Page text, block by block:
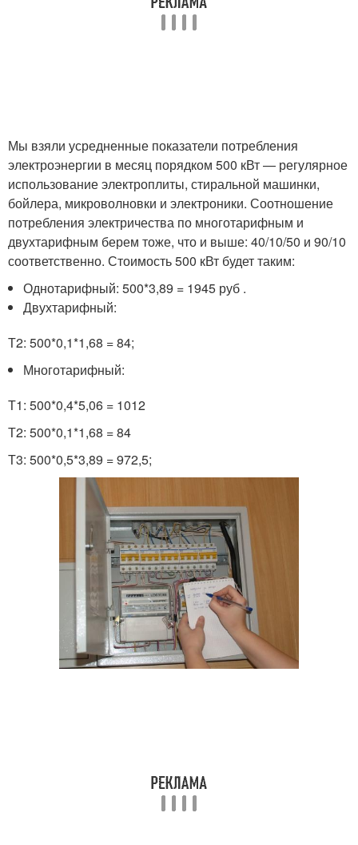
Мы взяли усредненные показатели потребления
электроэнергии в месяц порядком 500 кВт — регулярное
использование электроплиты, стиральной машинки,
бойлера, микроволновки и электроники. Соотношение
потребления электричества по многотарифным и
двухтарифным берем тоже, что и выше: 40/10/50 и 90/10
соответственно. Стоимость 500 кВт будет таким:
Однотарифный: 500*3,89 = 1945 руб .
Двухтарифный:
Т2: 500*0,1*1,68 = 84;
Многотарифный:
Т1: 500*0,4*5,06 = 1012
Т2: 500*0,1*1,68 = 84
Т3: 500*0,5*3,89 = 972,5;